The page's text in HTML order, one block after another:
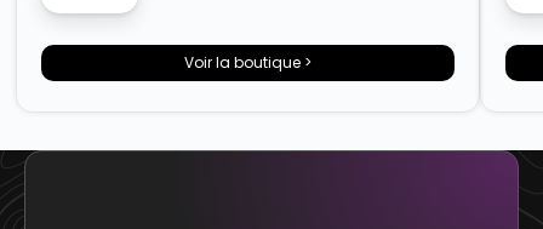
Voir la boutique >